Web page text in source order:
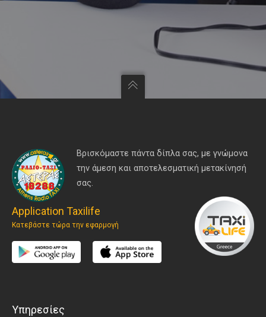
Βρισκόμαστε πάντα δίπλα σας, με γνώμονα
την άμεση και αποτελεσματική μετακίνησή
σας.
Application Taxilife
Κατεβάστε τώρα την εφαρμογή
Υπηρεσίες